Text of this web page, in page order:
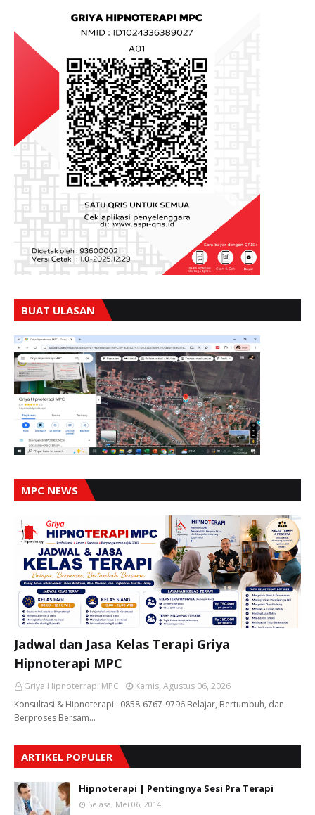
BUAT ULASAN
MPC NEWS
Jadwal dan Jasa Kelas Terapi Griya
Hipnoterapi MPC
Griya Hipnoterrapi MPC
Kamis, Agustus 06, 2026
Konsultasi & Hipnoterapi : 0858-6767-9796 Belajar, Bertumbuh, dan
Berproses Bersam…
ARTIKEL POPULER
Hipnoterapi | Pentingnya Sesi Pra Terapi
Selasa, Mei 06, 2014